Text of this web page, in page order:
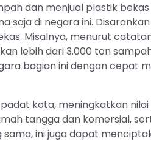
dan menjual plastik
saja di negara ini.
Misalnya, menurut
lebih dari 3.000 ton
bagian ini dengan cepat
kota, meningkatkan nilai
tangga dan komersial,
ini juga dapat